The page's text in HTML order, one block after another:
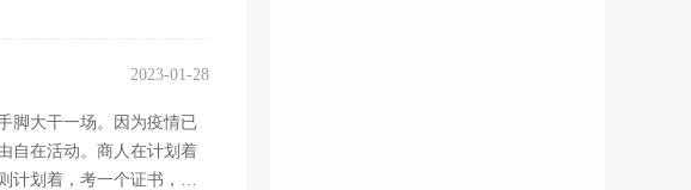
2023-01-28
脚大干一场。因为疫情已
自在活动。商人在计划着
计划着，考一个证书，提